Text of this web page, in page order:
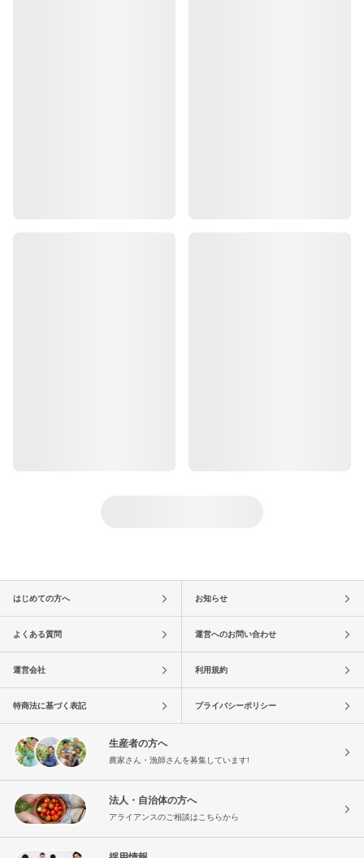
はじめての方へ お知らせ
よくある質問 運営へのお問い合わせ
運営会社 利用規約
特商法に基づく表記 プライバシーポリシー
生産者の方へ
農家さん・漁師さんを募集しています!
法人・自治体の方へ
アライアンスのご相談はこちらから